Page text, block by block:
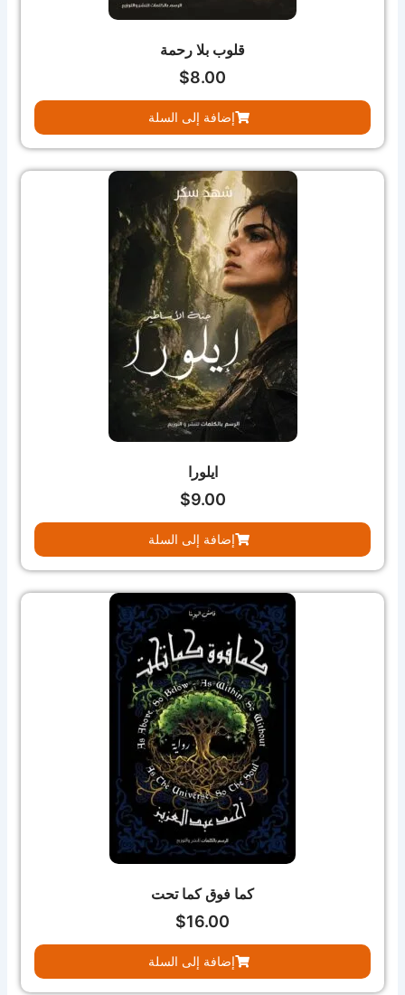
قلوب بلا رحمة
$8.00
إضافة إلى السلة
ايلورا
$9.00
إضافة إلى السلة
كما فوق كما تحت
$16.00
إضافة إلى السلة